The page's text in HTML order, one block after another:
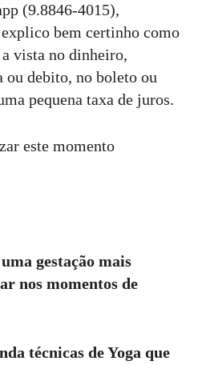
(9.8846-4015),
bem certinho como
vista no dinheiro,
ou debito, no boleto ou
pequena taxa de juros.
este momento
gestação mais
nos momentos de
técnicas de Yoga que